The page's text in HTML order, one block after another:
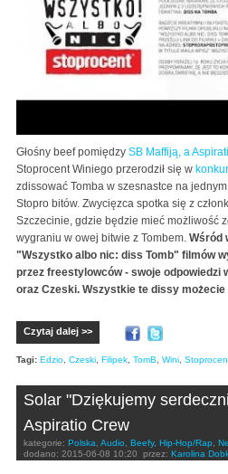
Głośny beef pomiędzy SB Maffiją, a
Stoprocent Winiego przerodził się w
zdissować Tomba w szesnastce na
Stopro bitów. Zwycięzca spotka się z
Szczecinie, gdzie będzie mieć możliwość
wygraniu w owej bitwie z Tombem. Wśród
"Wszystko albo nic: diss Tomb" filmów
przez freestylowców - swoje odpowiedzi
oraz Czeski. Wszystkie te dissy
Czytaj dalej >>
Tagi: Edzio Czeski Filipek TomB Wini
Solar "Dziękujemy
Aspiratio Crew
kategorie: Polska Audio Beefy, Hip-Hop/Rap
dodano: 2015-06-08 10:20 przez: Karolina